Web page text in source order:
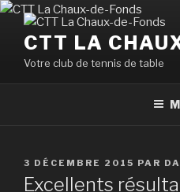
Aller
contenu
principal
CTT LA
Votre club de tennis de table
PUBLIÉ
LE
3 DÉCEMBRE 2015 PAR
Excellents